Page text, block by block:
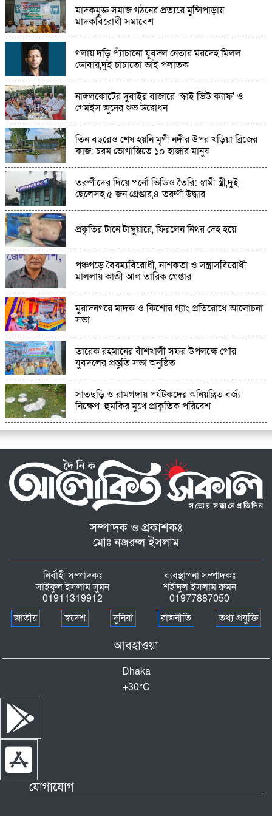
সাতছড়ি ও রামগঙ্গায় পর্যটকদের অনিয়ন্ত্রিত বর্জ্য
নিক্ষেপ: হুমকির মুখে প্রাকৃতিক পরিবেশ
ফুলবাড়ীয়া এনসিপির আহ্বায়ক মনজুরুল হক, সদস্য
সচিব আনোয়ার হোসেন
কুমিল্লার ডালপা বিল যেন বর্ষার এক টুকরো হাওর,
প্রকৃতির টানে ছুটছেন দর্শনার্থীরা
১৫ বছর ধরে অতিথি পাখির আশ্রয়স্থল বোদা
উপজেলার নাজিরপাড়া গ্রামটি এখন অতিথি পাখির
স্বর্গরাজ্য
মান্দায় চাঁদা না পেয়ে পুকুরে বিষ প্রয়োগ"প্রায় ৮ লক্ষ
টাকার মাছ নিধনের অভিযোগ
রাণীনগরে গৃহবধূর ঝুলন্ত মরদেহ উদ্ধার
মাদকমুক্ত সমাজ গঠনের প্রত্যয়ে মুন্সিপাড়ায়
মাদকবিরোধী সমাবেশ
গলায় দড়ি প্যাঁচানো যুবদল নেতার মরদেহ মিলল
ডোবায়,দুই চাচাতো ভাই পলাতক
নাঙ্গলকোটের দুবাইর বাজারে ‘স্কাই ভিউ ক্যাফ' ও
গেমইস জুনের শুভ উদ্বোধন
তিন বছরেও শেষ হয়নি মৃগী নদীর উপর খড়িয়া ব্রিজের
কাজ: চরম ভোগান্তিতে ১০ হাজার মানুষ
তরুণীদের দিয়ে পর্নো ভিডিও তৈরি: স্বামী স্ত্রী,দুই
ছেলেসহ ৫ জন গ্রেপ্তার,৪ তরুণী উদ্ধার
প্রকৃতির টানে টাঙ্গুয়ারে, ফিরলেন নিথর দেহ হয়ে
পঞ্চগড়ে বৈষম্যবিরোধী, নাশকতা ও সন্ত্রাসবিরোধী
মাললায় কাজী আল তারিক গ্রেপ্তার
মুরাদনগরে মাদক ও কিশোর গ্যাং প্রতিরোধে আলোচনা
সভা
তারেক রহমানের বাঁশখালী সফর উপলক্ষে পৌর
যুবদলের প্রস্তুতি সভা অনুষ্ঠিত
সাতছড়ি ও রামগঙ্গায় পর্যটকদের অনিয়ন্ত্রিত বর্জ্য
নিক্ষেপ: হুমকির মুখে প্রাকৃতিক পরিবেশ
সম্পাদক ও প্রকাশকঃ
মোঃ নজরুল ইসলাম
নির্বাহী সম্পাদকঃ
সাইফুল ইসলাম সুমন
01911319912
ব্যবস্থাপনা সম্পাদকঃ
শহীদুল ইসলাম রুমন
01977887050
জাতীয়
স্বদেশ দুনিয়া রাজনীতি তথ্য প্রযুক্তি
আবহাওয়া
Dhaka
+30°C
যোগাযোগ